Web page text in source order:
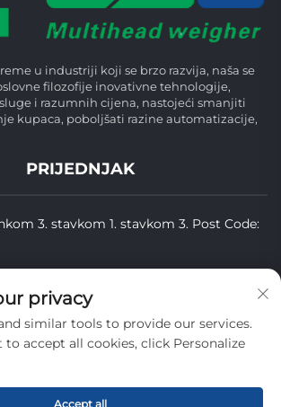
u industriji koji se brzo razvija, naša se
filozofije inovativne tehnologije,
i razumnih cijena, nastojeći smanjiti
kupaca, poboljšati razine automatizacije,
PRIJEDNJAK
3. stavkom 1. stavkom 3. Post Code:
Ltd. Sva prava su rezervirana.
privacy
similar tools to provide our services.
accept all cookies, click Personalize
Accept all